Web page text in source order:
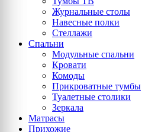
Журнальные столы
Навесные полки
Стеллажи
Спальни
Модульные спальни
Кровати
Комоды
Прикроватные тумбы
Туалетные столики
Зеркала
Матрасы
Прихожие